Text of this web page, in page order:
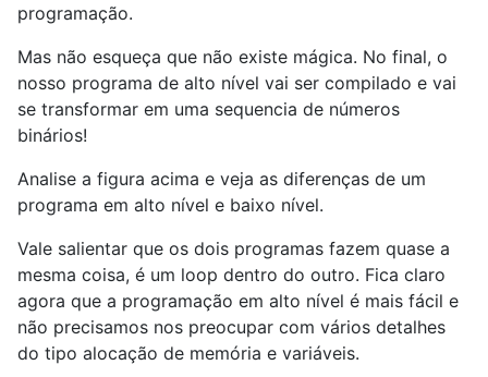
programação.
Mas não esqueça que não existe mágica. No final, o
nosso programa de alto nível vai ser compilado e vai
se transformar em uma sequencia de números
binários!
Analise a figura acima e veja as diferenças de um
programa em alto nível e baixo nível.
Vale salientar que os dois programas fazem quase a
mesma coisa, é um loop dentro do outro. Fica claro
agora que a programação em alto nível é mais fácil e
não precisamos nos preocupar com vários detalhes
do tipo alocação de memória e variáveis.